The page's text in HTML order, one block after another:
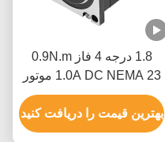
1.8 درجه 4 فاز 0.9N.m
1.0A DC NEMA 23 موتور
مرحله ای هیبریدی برای
ربات CNC
بهترین قیمت را دریافت کنید